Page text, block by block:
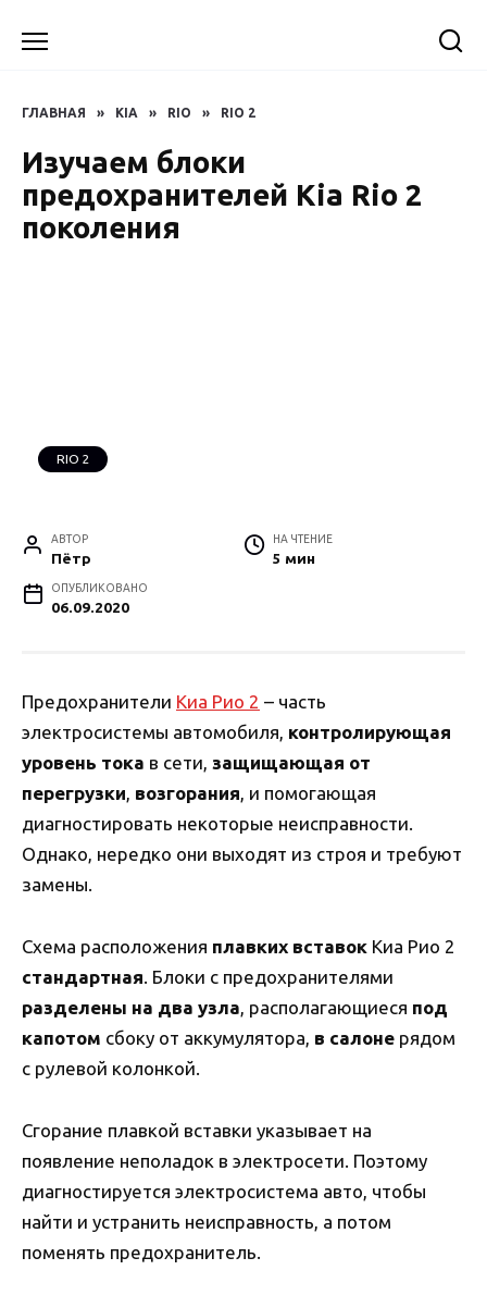
ГЛАВНАЯ » KIA » RIO » RIO 2
Изучаем блоки
предохранителей Kia Rio 2
поколения
RIO 2
АВТОР
Пётр
НА ЧТЕНИЕ
5 мин
ОПУБЛИКОВАНО
06.09.2020
Предохранители Киа Рио 2 – часть
электросистемы автомобиля, контролирующая
уровень тока в сети, защищающая от
перегрузки, возгорания, и помогающая
диагностировать некоторые неисправности.
Однако, нередко они выходят из строя и требуют
замены.
Схема расположения плавких вставок Киа Рио 2
стандартная. Блоки с предохранителями
разделены на два узла, располагающиеся под
капотом сбоку от аккумулятора, в салоне рядом
с рулевой колонкой.
Сгорание плавкой вставки указывает на
появление неполадок в электросети. Поэтому
диагностируется электросистема авто, чтобы
найти и устранить неисправность, а потом
поменять предохранитель.